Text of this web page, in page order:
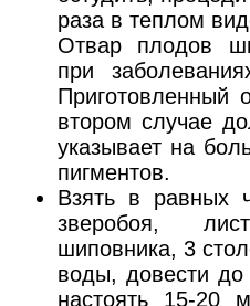
раза в теплом
Отвар плодов
при
Приготовленный
втором случае
указывает на
пигментов.
Взять в равных
зверобоя,
шиповника, 3
воды, довести до
настоять 15-20